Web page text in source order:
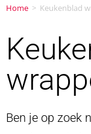
Home > Keukenblad
Ben je op zoek